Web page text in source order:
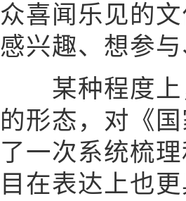
众喜闻乐见的
感兴趣、想参与
某种程度上
的形态，对《
了一次系统梳
目在表达上也